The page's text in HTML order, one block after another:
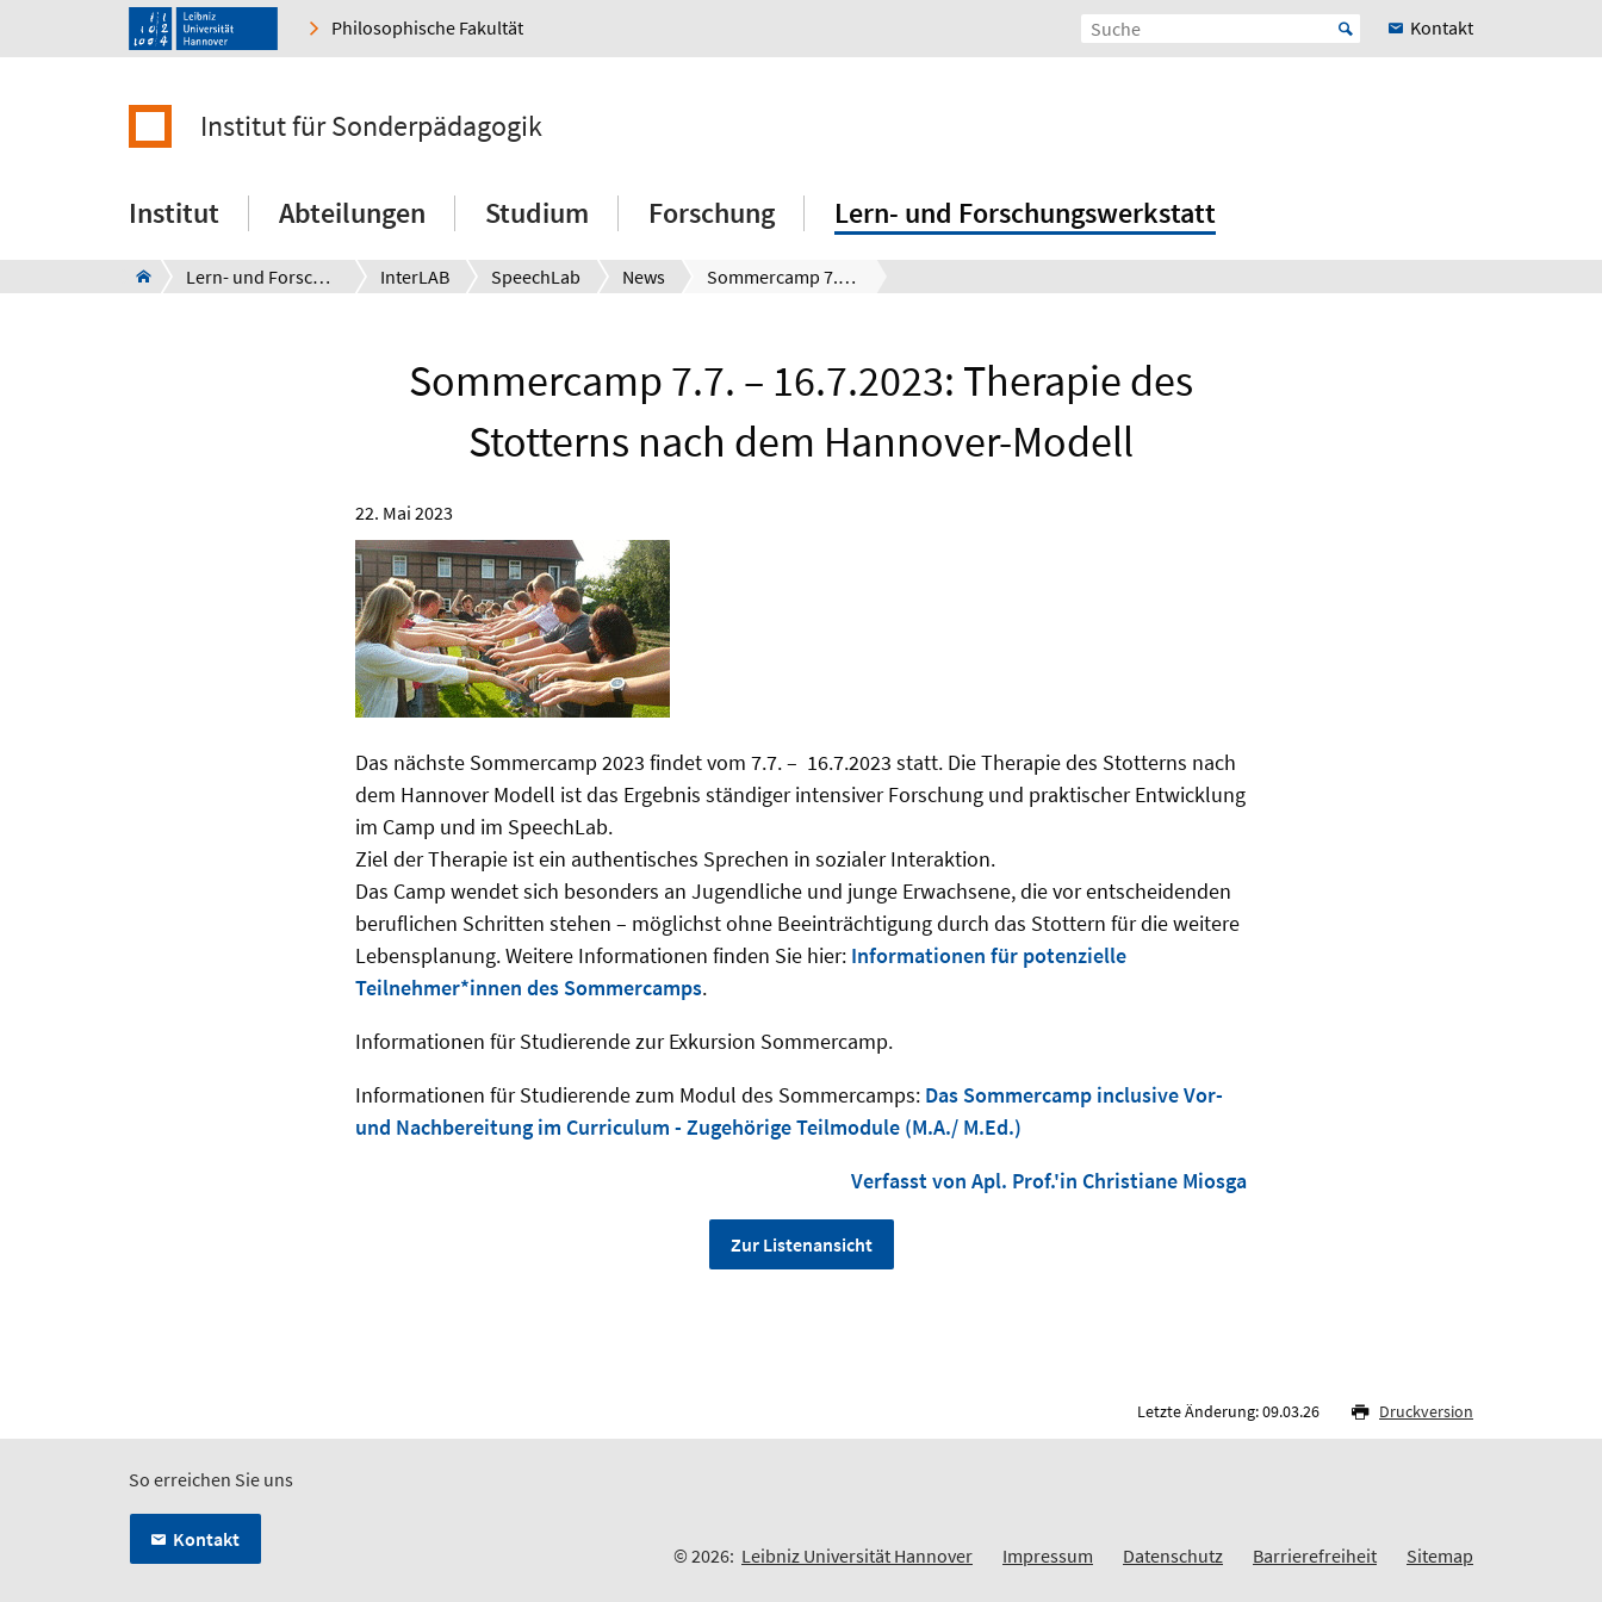
Philosophische Fakultät Kontakt
Institut für Sonderpädagogik
Institut Abteilungen Studium Forschung Lern- und Forschungswerkstatt
Lern- und Forschungswerkstatt InterLAB SpeechLab News Sommercamp 7.7. – 16.7.2023: Therapie des Stotterns nach dem Hannover-Modell
Sommercamp 7.7. – 16.7.2023: Therapie des
Stotterns nach dem Hannover-Modell
22. Mai 2023
Das nächste Sommercamp 2023 findet vom 7.7. – 16.7.2023 statt. Die Therapie des Stotterns nach
dem Hannover Modell ist das Ergebnis ständiger intensiver Forschung und praktischer Entwicklung
im Camp und im SpeechLab.
Ziel der Therapie ist ein authentisches Sprechen in sozialer Interaktion.
Das Camp wendet sich besonders an Jugendliche und junge Erwachsene, die vor entscheidenden
beruflichen Schritten stehen – möglichst ohne Beeinträchtigung durch das Stottern für die weitere
Lebensplanung. Weitere Informationen finden Sie hier: Informationen für potenzielle
Teilnehmer*innen des Sommercamps.
Informationen für Studierende zur Exkursion Sommercamp.
Informationen für Studierende zum Modul des Sommercamps: Das Sommercamp inclusive Vor-
und Nachbereitung im Curriculum - Zugehörige Teilmodule (M.A./ M.Ed.)
Verfasst von Apl. Prof.'in Christiane Miosga
Zur Listenansicht
Letzte Änderung: 09.03.26 Druckversion
So erreichen Sie uns
Kontakt
© 2026: Leibniz Universität Hannover Impressum Datenschutz Barrierefreiheit Sitemap